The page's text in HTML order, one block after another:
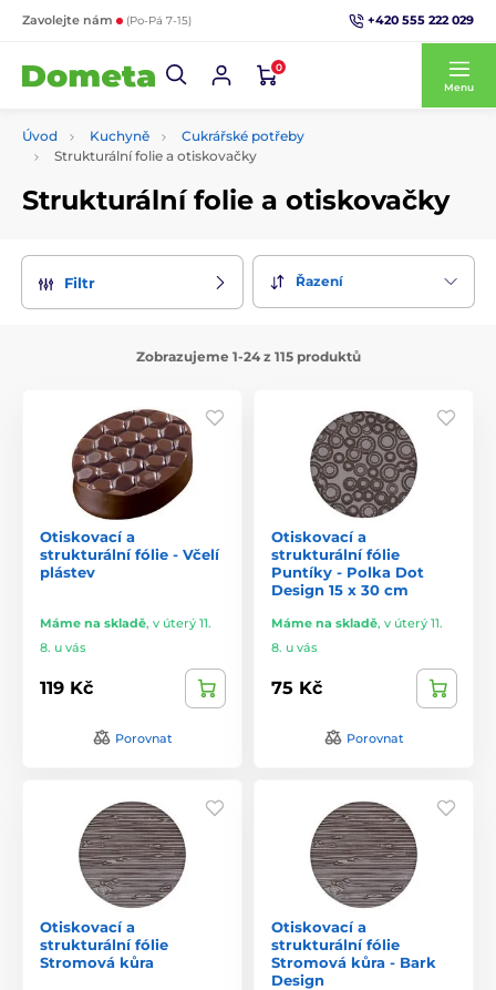
Zavolejte nám (Po-Pá 7-15) +420 555 222 029
0
Menu
Úvod Kuchyně
Cukrářské potřeby
Strukturální folie a otiskovačky
Strukturální folie a otiskovačky
Filtr Řazení
Zobrazujeme 1-24 z 115 produktů
Otiskovací a
strukturální fólie - Včelí
plástev
Máme na skladě, v úterý 11.
8. u vás
119 Kč
Porovnat
Otiskovací a
strukturální fólie
Puntíky - Polka Dot
Design 15 x 30 cm
Máme na skladě, v úterý 11.
8. u vás
75 Kč
Porovnat
Otiskovací a
strukturální fólie
Stromová kůra
Otiskovací a
strukturální fólie
Stromová kůra - Bark
Design